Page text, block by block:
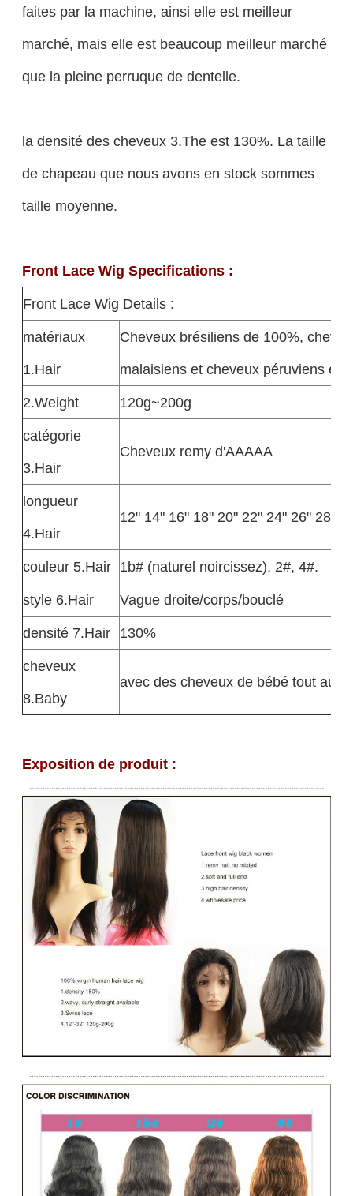
faites par la machine, ainsi elle est meilleur
marché, mais elle est beaucoup meilleur marché
que la pleine perruque de dentelle.
la densité des cheveux 3.The est 130%. La taille
de chapeau que nous avons en stock sommes
taille moyenne.
Front Lace Wig Specifications :
Front Lace Wig Details :
matériaux
1.Hair
Cheveux brésiliens de 100%,
malaisiens et cheveux péruviens en
2.Weight
120g~200g
catégorie
3.Hair
Cheveux remy d'AAAAA
longueur
4.Hair
12" 14" 16" 18" 20" 22" 24" 26" 28"
couleur 5.Hair 1b# (naturel noircissez), 2#, 4#.
style 6.Hair
Vague droite/corps/bouclé
densité 7.Hair
130%
cheveux
8.Baby
avec des cheveux de bébé tout
Exposition de produit :